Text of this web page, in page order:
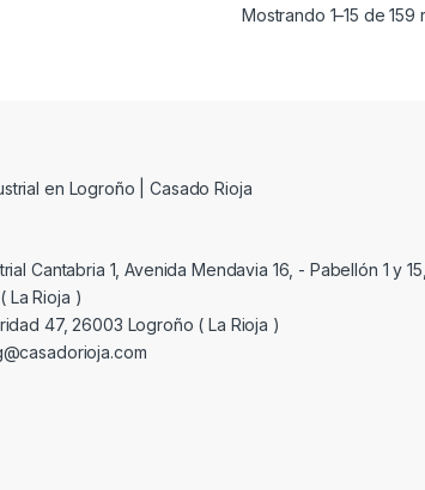
Mostrando 1–15 de 159
Cantabria 1, Avenida Mendavia 16, - Pabellón 1 y 15,
La Rioja )
47, 26003 Logroño ( La Rioja )